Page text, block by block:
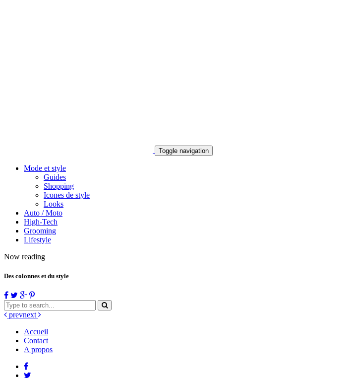
Toggle navigation
Mode et style
Guides
Shopping
Icones de style
Looks
Auto / Moto
High-Tech
Grooming
Lifestyle
Now reading
Des colonnes et du style
prevnext
Accueil
Contact
A propos